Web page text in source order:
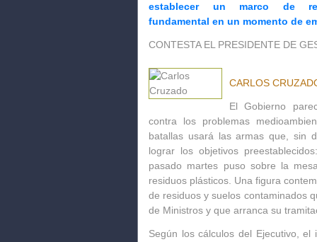
establecer un marco de
fundamental en un momento de
CONTESTA EL PRESIDENTE DE
CARLOS
El Gobierno
contra los problemas
batallas usará las armas que, sin
lograr los objetivos
pasado martes puso sobre la
residuos plásticos. Una figura
de residuos y suelos contaminados
de Ministros y que arranca su
Según los cálculos del Ejecutivo,